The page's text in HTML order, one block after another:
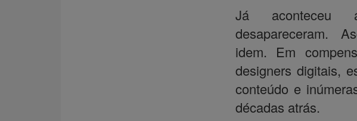
Já aconteceu
desapareceram.
idem. Em
designers digitais,
conteúdo e
décadas atrás.